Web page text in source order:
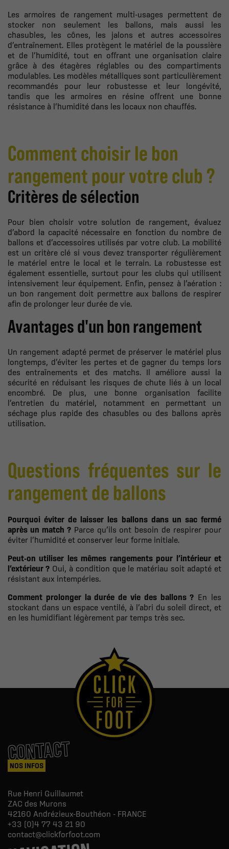
Les armoires de rangement multi-usages permettent de
stocker non seulement les ballons, mais aussi les
chasubles, les cônes, les jalons et autres accessoires
d’entraînement. Elles protègent le matériel de la poussière
et de l’humidité, tout en offrant une organisation claire
grâce à des étagères réglables ou des compartiments
modulables. Les modèles métalliques sont particulièrement
recommandés pour leur robustesse et leur longévité,
tandis que les armoires en résine offrent une bonne
résistance à l’humidité dans les locaux non chauffés.
Comment choisir le bon
rangement pour votre club ?
Critères de sélection
Pour bien choisir votre solution de rangement, évaluez
d’abord la capacité nécessaire en fonction du nombre de
ballons et d’accessoires utilisés par votre club. La mobilité
est un critère clé si vous devez transporter régulièrement
le matériel entre le local et le terrain. La robustesse est
également essentielle, surtout pour les clubs qui utilisent
intensivement leur équipement. Enfin, pensez à l’aération :
un bon rangement doit permettre aux ballons de respirer
afin de prolonger leur durée de vie.
Avantages d'un bon rangement
Un rangement adapté permet de préserver le matériel plus
longtemps, d’éviter les pertes et de gagner du temps lors
des entraînements et des matchs. Il améliore aussi la
sécurité en réduisant les risques de chute liés à un local
encombré. De plus, une bonne organisation facilite
l’entretien du matériel, notamment en permettant un
séchage plus rapide des chasubles ou des ballons après
utilisation.
Questions fréquentes sur le
rangement de ballons
Pourquoi éviter de laisser les ballons dans un sac fermé
après un match ?Parce qu’ils ont besoin de respirer pour
éviter l’humidité et conserver leur forme initiale.
Peut-on utiliser les mêmes rangements pour l’intérieur et
l’extérieur ?Oui, à condition que le matériau soit adapté et
résistant aux intempéries.
Comment prolonger la durée de vie des ballons ? En les
stockant dans un espace ventilé, à l’abri du soleil direct, et
en les humidifiant légèrement par temps très sec.
CONTACT
NOS INFOS
Rue Henri Guillaumet
ZAC des Murons
42160 Andrézieux-Bouthéon - FRANCE
+33 (0)4 77 43 21 90
contact@clickforfoot.com